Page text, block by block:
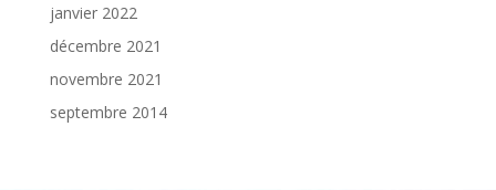
janvier 2022
décembre 2021
novembre 2021
septembre 2014